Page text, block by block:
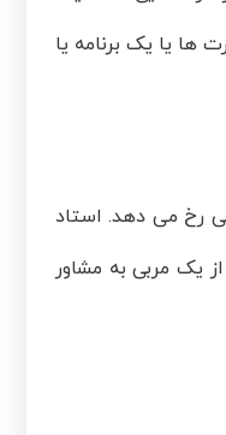
ها یا یک برنامه یا
رخ می دهد. استاد
یک مربی به مشاور